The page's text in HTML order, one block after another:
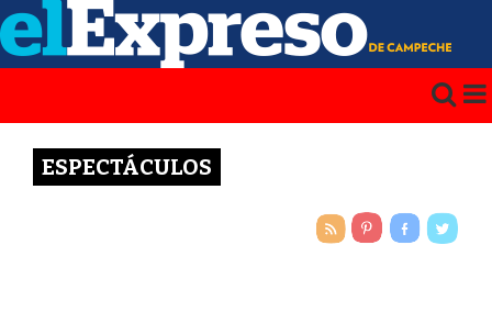
ESPECTÁCULOS